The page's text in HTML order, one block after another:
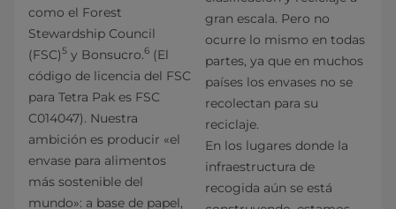
como el Forest
Stewardship Council
(FSC)5 y Bonsucro.6 (El
código de licencia del FSC
para Tetra Pak es FSC
C014047). Nuestra
ambición es producir «el
envase para alimentos
más sostenible del
mundo»: a base de papel,
gran escala. Pero no
ocurre lo mismo en todas
partes, ya que en muchos
países los envases no se
recolectan para su
reciclaje.
En los lugares donde la
infraestructura de
recogida aún se está